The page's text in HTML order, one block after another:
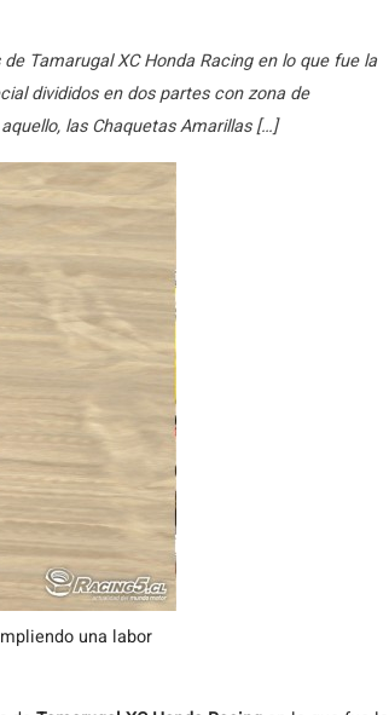
Tamarugal XC Honda Racing en lo que fue la
divididos en dos partes con zona de
las Chaquetas Amarillas […]
una labor